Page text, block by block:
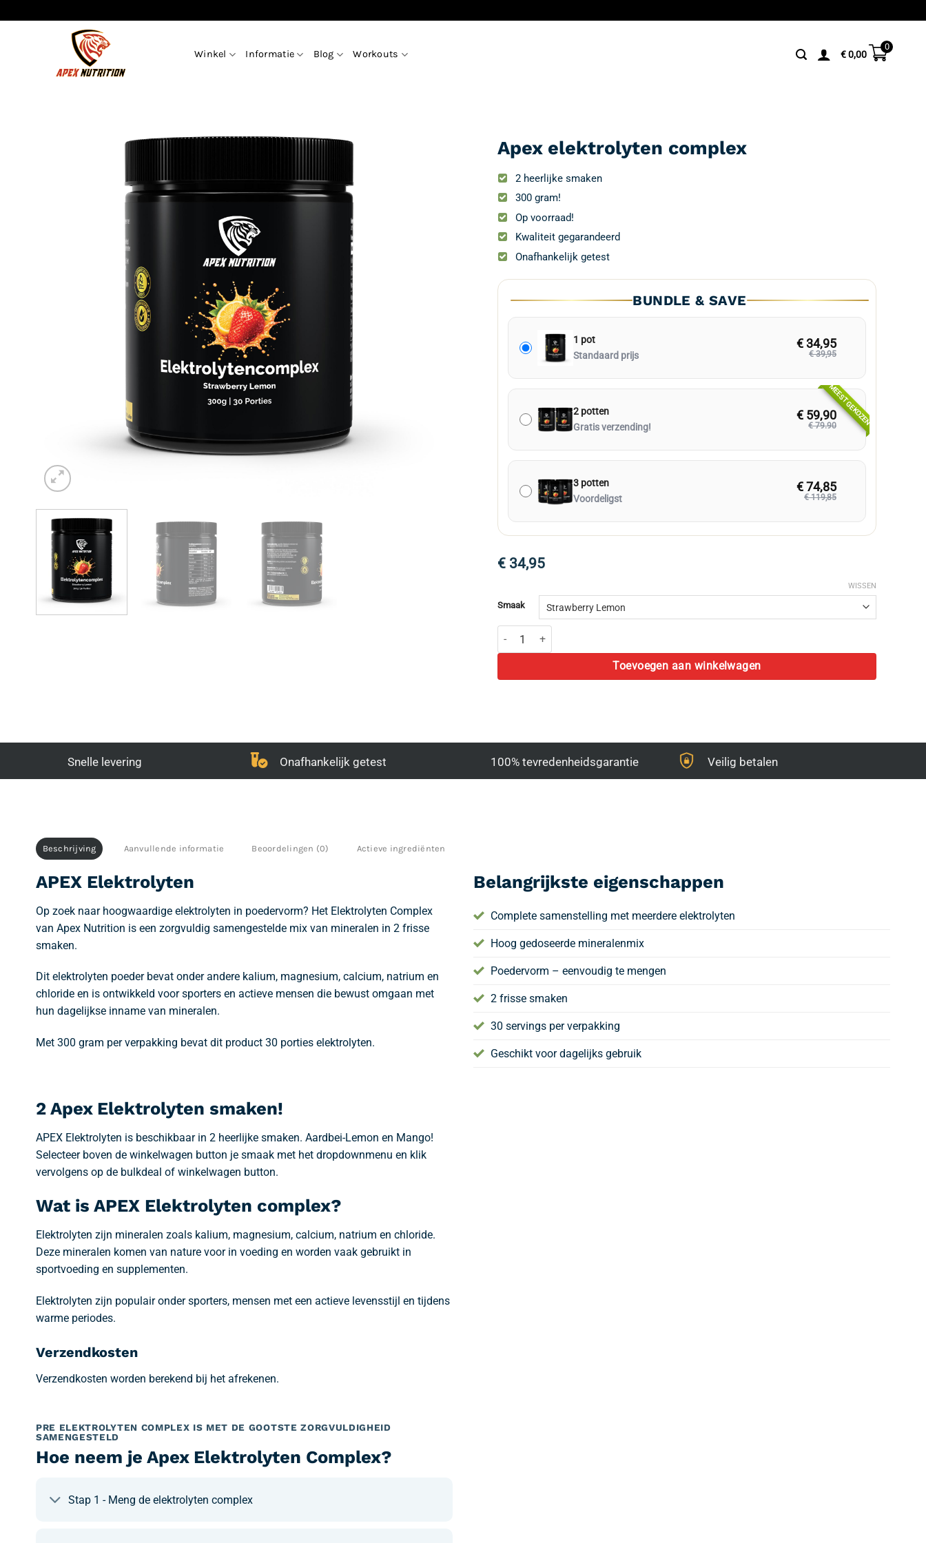
naar
Winkel Informatie Blog Workouts €0,00
0
Apex elektrolyten complex
2 heerlijke smaken
300 gram!
Op voorraad!
Kwaliteit gegarandeerd
Onafhankelijk getest
BUNDLE & SAVE
1 pot
Standaard prijs
€ 39,95
€ 34,95
MEEST GEKOZEN
2 potten
Gratis verzending!
€ 79.90
€ 59,90
3 potten
Voordeligst
€ 119,85
€ 74,85
€ 34,95
Smaak
WISSEN
Apex elektrolyten complex aantal
Toevoegen aan winkelwagen
Snelle levering Onafhankelijk getest 100% tevredenheidsgarantie Veilig betalen
Beschrijving Aanvullende informatie Beoordelingen (0) Actieve ingrediënten
APEX Elektrolyten
Op zoek naar hoogwaardige elektrolyten in poedervorm? Het Elektrolyten Complex
van Apex Nutrition is een zorgvuldig samengestelde mix van mineralen in 2 frisse
smaken.
Dit elektrolyten poeder bevat onder andere kalium, magnesium, calcium, natrium en
chloride en is ontwikkeld voor sporters en actieve mensen die bewust omgaan met
hun dagelijkse inname van mineralen.
Met 300 gram per verpakking bevat dit product 30 porties elektrolyten.
2 Apex Elektrolyten smaken!
APEX Elektrolyten is beschikbaar in 2 heerlijke smaken. Aardbei-Lemon en Mango!
Selecteer boven de winkelwagen button je smaak met het dropdownmenu en klik
vervolgens op de bulkdeal of winkelwagen button.
Wat is APEX Elektrolyten complex?
Elektrolyten zijn mineralen zoals kalium, magnesium, calcium, natrium en chloride.
Deze mineralen komen van nature voor in voeding en worden vaak gebruikt in
sportvoeding en supplementen.
Elektrolyten zijn populair onder sporters, mensen met een actieve levensstijl en tijdens
warme periodes.
Verzendkosten
Verzendkosten worden berekend bij het afrekenen.
Belangrijkste eigenschappen
Complete samenstelling met meerdere elektrolyten
Hoog gedoseerde mineralenmix
Poedervorm – eenvoudig te mengen
2 frisse smaken
30 servings per verpakking
Geschikt voor dagelijks gebruik
PRE ELEKTROLYTEN COMPLEX IS MET DE GOOTSTE ZORGVULDIGHEID
SAMENGESTELD
Hoe neem je Apex Elektrolyten Complex?
Stap 1 - Meng de elektrolyten complex